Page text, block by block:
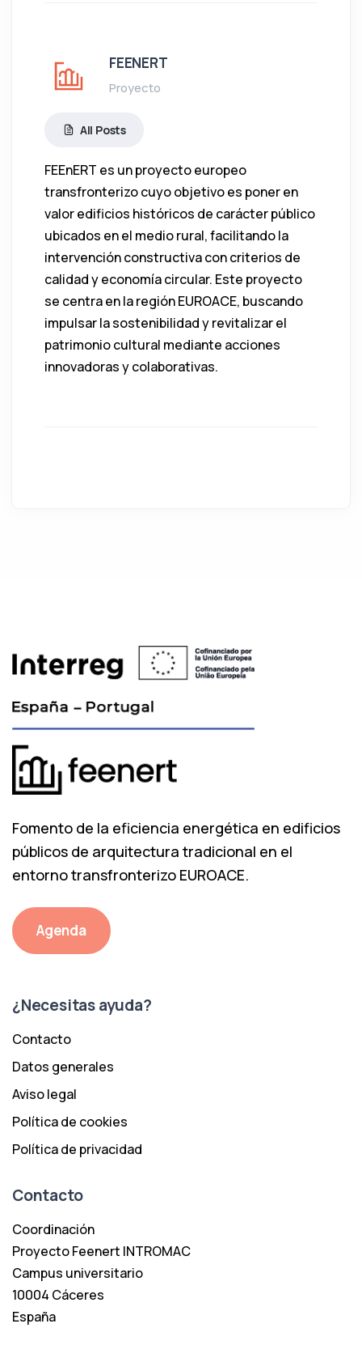
FEENERT
Proyecto
All Posts
FEEnERT es un proyecto europeo
transfronterizo cuyo objetivo es poner en
valor edificios históricos de carácter público
ubicados en el medio rural, facilitando la
intervención constructiva con criterios de
calidad y economía circular. Este proyecto
se centra en la región EUROACE, buscando
impulsar la sostenibilidad y revitalizar el
patrimonio cultural mediante acciones
innovadoras y colaborativas.
Fomento de la eficiencia energética en edificios
públicos de arquitectura tradicional en el
entorno transfronterizo EUROACE.
Agenda
¿Necesitas ayuda?
Contacto
Datos generales
Aviso legal
Política de cookies
Política de privacidad
Contacto
Coordinación
Proyecto Feenert INTROMAC
Campus universitario
10004 Cáceres
España